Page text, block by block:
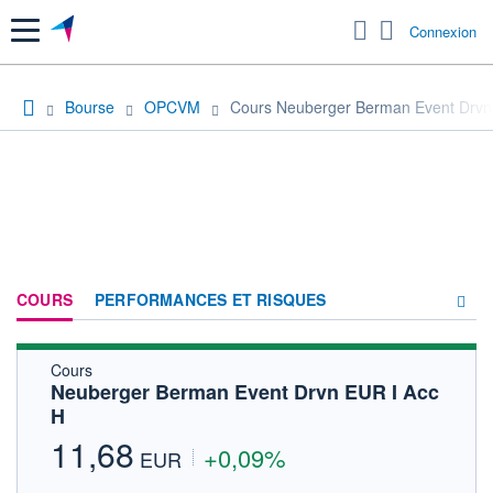
Menu Connexion
Bourse OPCVM Cours Neuberger Berman Event
COURS PERFORMANCES ET RISQUES
FORUM
Cours
Neuberger Berman Event Drvn EUR I Acc
H
11,68 EUR +0,09%